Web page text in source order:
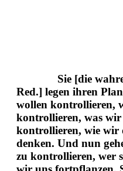
Sie [die
Red.] legen ihren
wollen kontrol­lieren,
kontrol­lieren, was wir
kontrol­lieren, wie wir
denken. Und nun
zu kontrol­lieren, wer